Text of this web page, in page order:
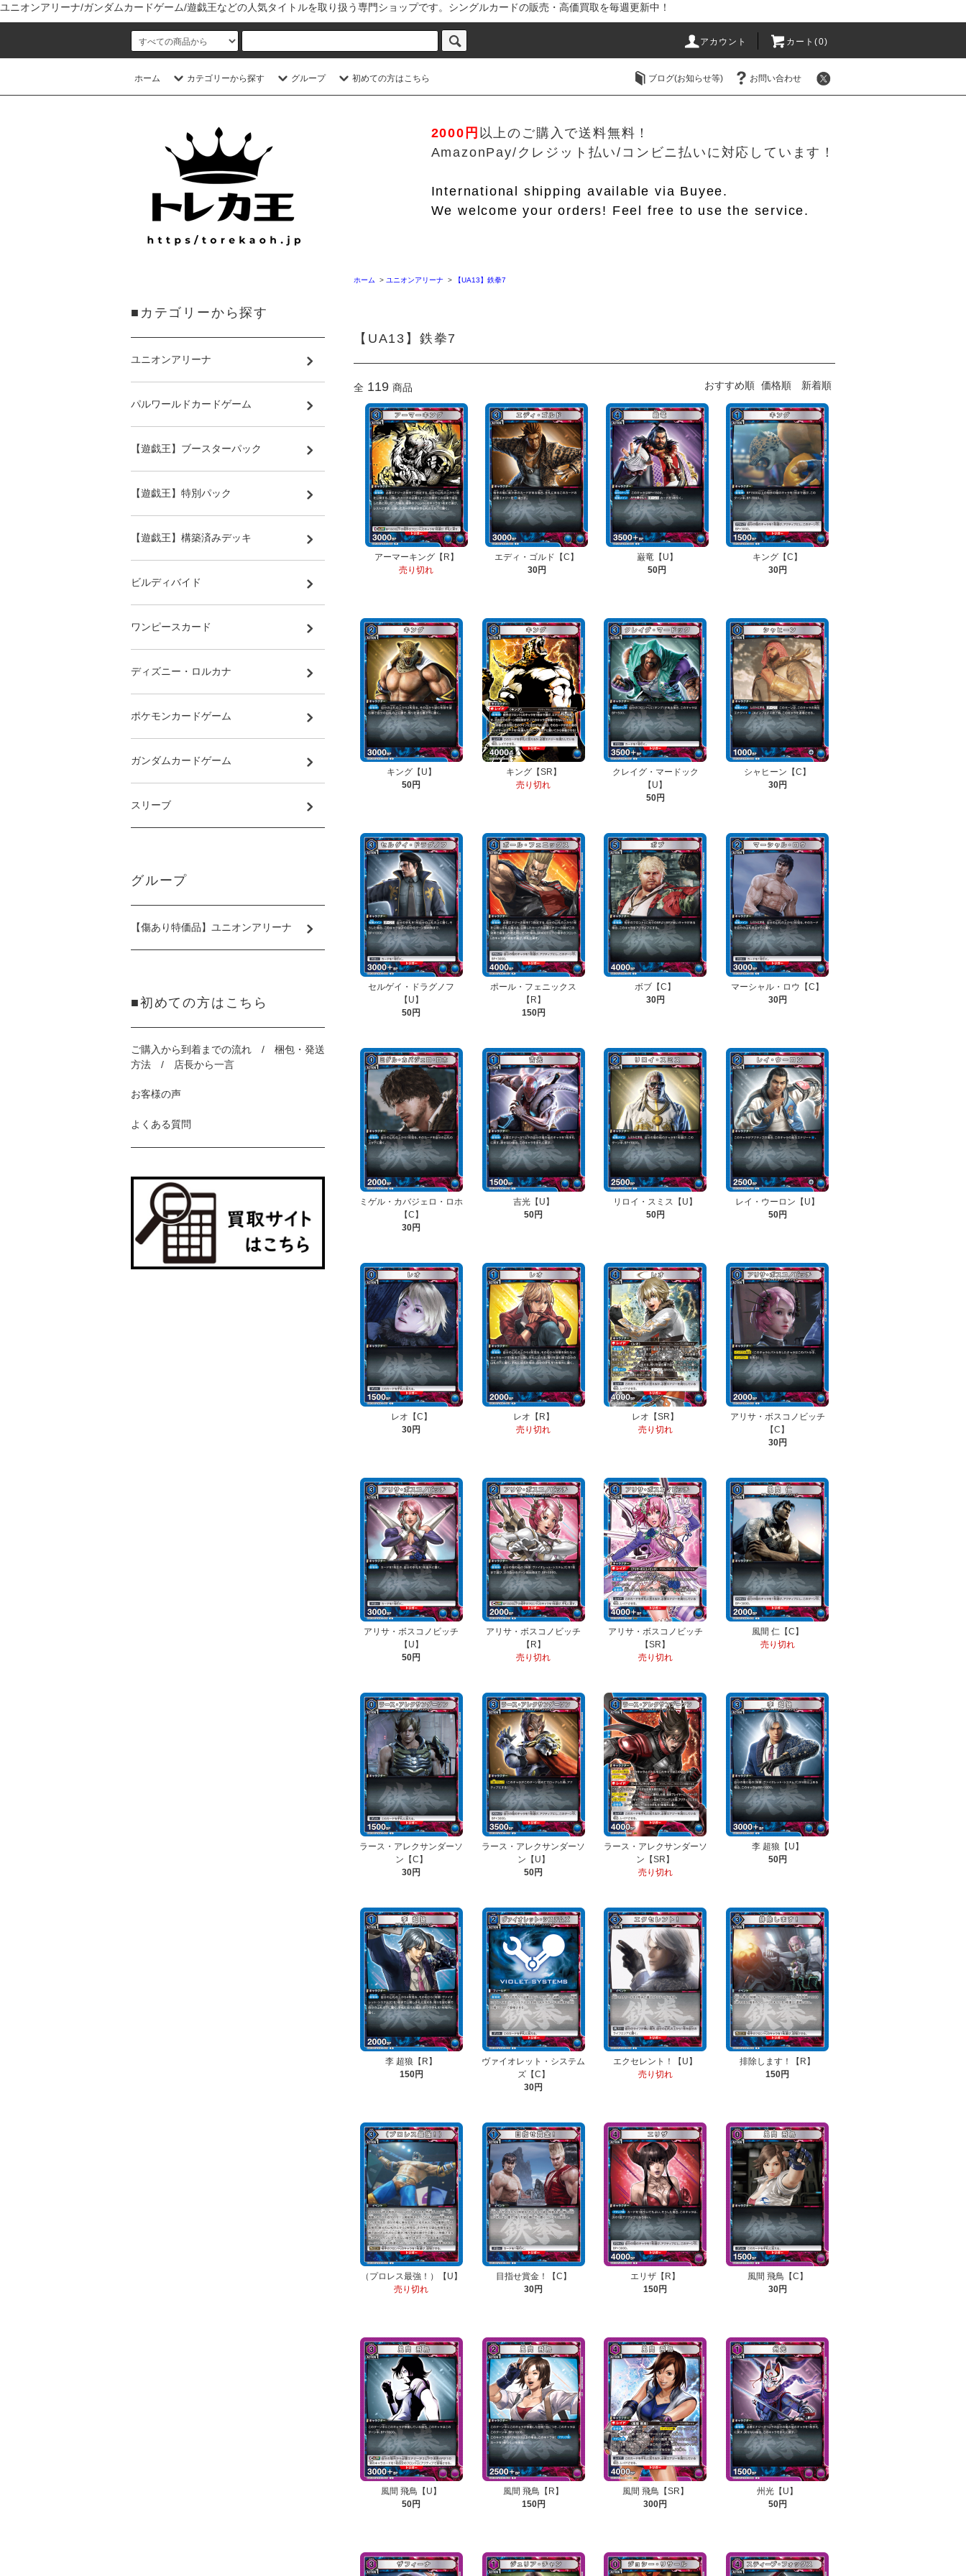
ユニオンアリーナ/ガンダムカードゲーム/遊戯王などの人気タイトルを取り扱う専門ショップです。シングルカードの販売・高価買取を毎週更新中！
アカウント カート(0)
ホーム カテゴリーから探す グループ 初めての方はこちら ブログ(お知らせ等) お問い合わせ
2000円 以上のご購入で送料無料！
AmazonPay/クレジット払い/コンビニ払いに対応しています！
International shipping available via Buyee.
We welcome your orders! Feel free to use the service.
ホーム > ユニオンアリーナ > 【UA13】鉄拳7
【UA13】鉄拳7
全 119 商品 おすすめ順 価格順 新着順
アーマーキング【R】
売り切れ
エディ・ゴルド【C】
30円
巌竜【U】
50円
キング【C】
30円
キング【U】
50円
キング【SR】
売り切れ
クレイグ・マードック
【U】
50円
シャヒーン【C】
30円
セルゲイ・ドラグノフ
【U】
50円
ポール・フェニックス
【R】
150円
ボブ【C】
30円
マーシャル・ロウ【C】
30円
ミゲル・カバジェロ・ロホ
【C】
30円
吉光【U】
50円
リロイ・スミス【U】
50円
レイ・ウーロン【U】
50円
レオ【C】
30円
レオ【R】
売り切れ
レオ【SR】
売り切れ
アリサ・ボスコノビッチ
【C】
30円
アリサ・ボスコノビッチ
【U】
50円
アリサ・ボスコノビッチ
【R】
売り切れ
アリサ・ボスコノビッチ
【SR】
売り切れ
風間 仁【C】
売り切れ
ラース・アレクサンダーソ
ン【C】
30円
ラース・アレクサンダーソ
ン【U】
50円
ラース・アレクサンダーソ
ン【SR】
売り切れ
李 超狼【U】
50円
李 超狼【R】
150円
ヴァイオレット・システム
ズ【C】
30円
エクセレント！【U】
売り切れ
排除します！【R】
150円
（プロレス最強！）【U】
売り切れ
目指せ賞金！【C】
30円
エリザ【R】
150円
風間 飛鳥【C】
30円
風間 飛鳥【U】
50円
風間 飛鳥【R】
150円
風間 飛鳥【SR】
300円
州光【U】
50円
■カテゴリーから探す
ユニオンアリーナ
パルワールドカードゲーム
【遊戯王】ブースターパック
【遊戯王】特別パック
【遊戯王】構築済みデッキ
ビルディバイド
ワンピースカード
ディズニー・ロルカナ
ポケモンカードゲーム
ガンダムカードゲーム
スリーブ
グループ
【傷あり特価品】ユニオンアリーナ
■初めての方はこちら
ご購入から到着までの流れ / 梱包・発送
方法 / 店長から一言
お客様の声
よくある質問